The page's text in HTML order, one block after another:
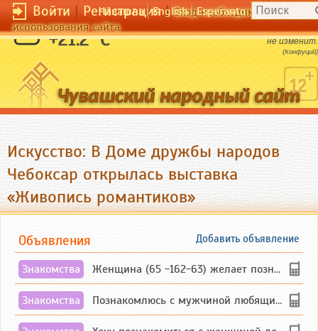
Войти|Регистрация|Вход необходим для
использования сайта
Чӑвашла English Esperanto
+21.2 °C
Молчание - верный друг, который никогда
не изменит.
(Конфуций)
Искусство: В Доме дружбы народов
Чебоксар открылась выставка
«Живопись романтиков»
Добавить объявление
Объявления
Знакомства Женщина (65 -162-63) желает познакомиться с одиноким, добродушным, без вредных ...
Знакомства Познакомлюсь с мужчиной любящим танцевать и петь на родном чувашском языке